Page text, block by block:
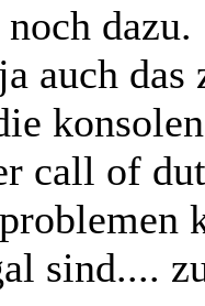
dazu.
auch
call of
sind....